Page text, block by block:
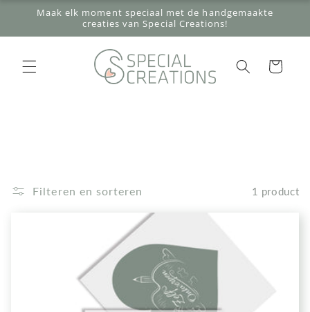
naar de
Maak elk moment speciaal met de handgemaakte
creaties van Special Creations!
Winkelwagen
Filteren en sorteren 1 product